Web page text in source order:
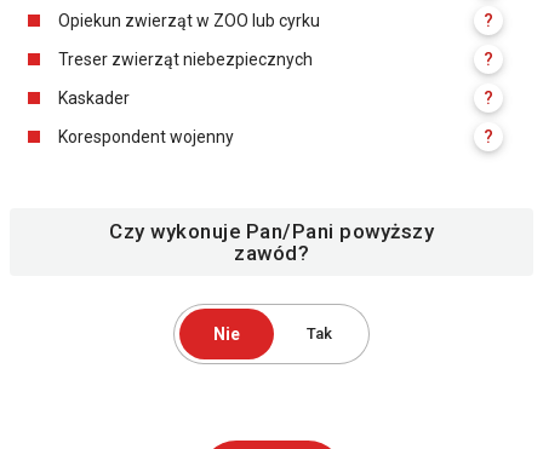
Opiekun zwierząt w ZOO lub cyrku
?
Treser zwierząt niebezpiecznych
?
Kaskader
?
Korespondent wojenny
?
Czy wykonuje Pan/Pani powyższy
zawód?